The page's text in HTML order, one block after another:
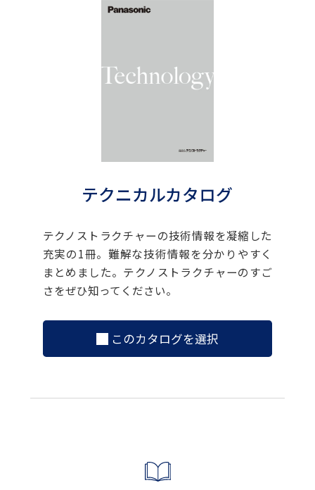
テクニカルカタログ
テクノストラクチャーの技術情報を凝縮した
充実の1冊。難解な技術情報を分かりやすく
まとめました。テクノストラクチャーのすご
さをぜひ知ってください。
このカタログを選択